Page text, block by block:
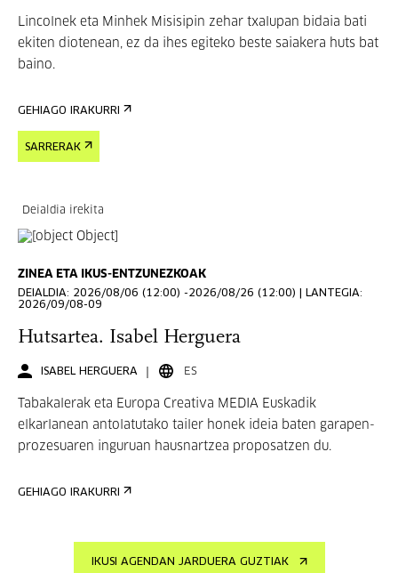
Lincolnek eta Minhek Misisipin zehar txalupan bidaia bati
ekiten diotenean, ez da ihes egiteko beste saiakera huts bat
baino.
GEHIAGO IRAKURRI
SARRERAK
Deialdia irekita
ZINEA ETA IKUS-ENTZUNEZKOAK
DEIALDIA: 2026/08/06 (12:00) -2026/08/26 (12:00) | LANTEGIA:
2026/09/08-09
Hutsartea. Isabel Herguera
ISABEL HERGUERA ES
Tabakalerak eta Europa Creativa MEDIA Euskadik
elkarlanean antolatutako tailer honek ideia baten garapen-
prozesuaren inguruan hausnartzea proposatzen du.
GEHIAGO IRAKURRI
IKUSI AGENDAN JARDUERA GUZTIAK